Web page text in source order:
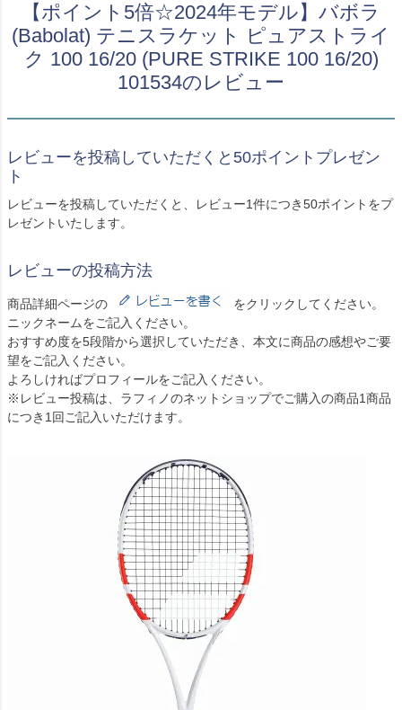
【ポイント5倍☆2024年モデル】バボラ
(Babolat) テニスラケット ピュアストライ
ク 100 16/20 (PURE STRIKE 100 16/20)
101534のレビュー
レビューを投稿していただくと50ポイントプレゼン
ト
レビューを投稿していただくと、レビュー1件につき50ポイントをプ
レゼントいたします。
レビューの投稿方法
商品詳細ページの
をクリックしてください。
ニックネームをご記入ください。
おすすめ度を5段階から選択していただき、本文に商品の感想やご要
望をご記入ください。
よろしければプロフィールをご記入ください。
※レビュー投稿は、ラフィノのネットショップでご購入の商品1商品
につき1回ご記入いただけます。